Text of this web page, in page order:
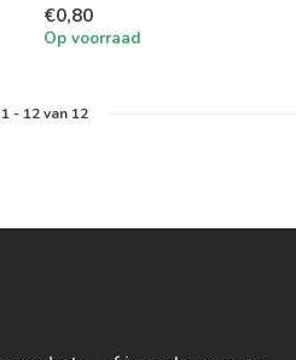
€0,80
Op voorraad
1- 12van 12